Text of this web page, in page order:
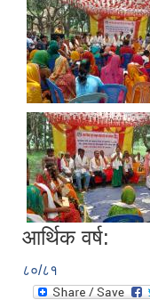
आर्थिक वर्ष:
८०/८१